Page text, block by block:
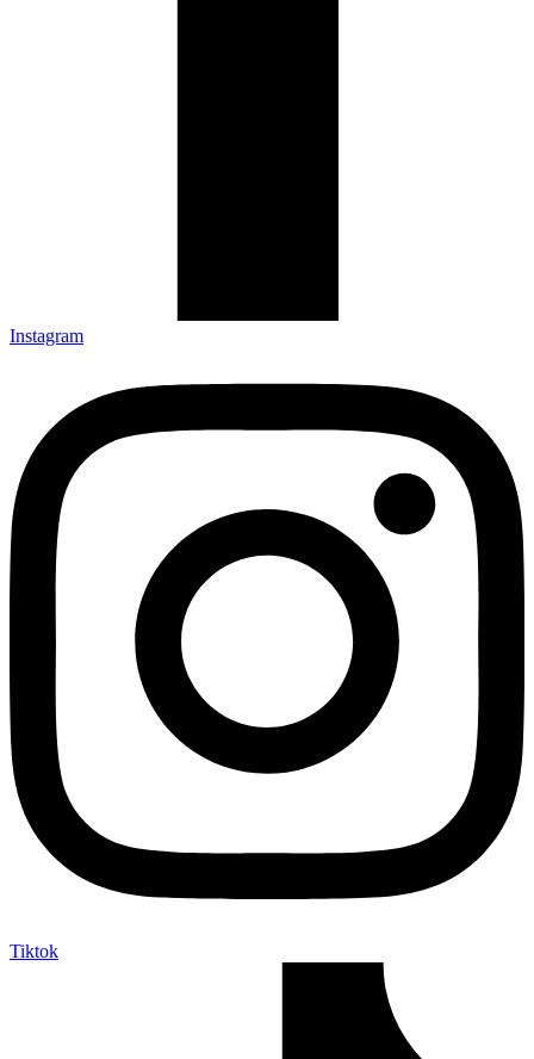
Instagram
Tiktok